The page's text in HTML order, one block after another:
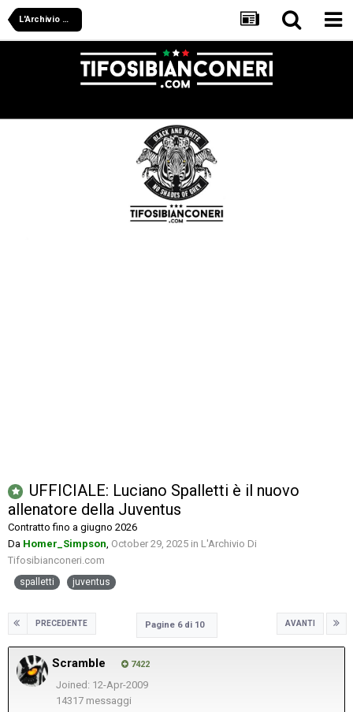
L'Archivio Di Tifosibianconeri.com
UFFICIALE: Luciano Spalletti è il nuovo
allenatore della Juventus
Contratto fino a giugno 2026
Da Homer_Simpson, October 29, 2025 in L'Archivio Di
Tifosibianconeri.com
spalletti juventus
PRECEDENTE AVANTI
Pagine 6 di 10
Scramble 7422
Joined: 12-Apr-2009
14317 messaggi